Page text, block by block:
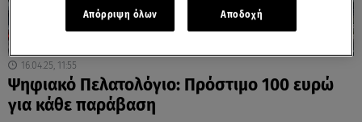
16.04.25, 11:55
Ψηφιακό Πελατολόγιο: Πρόστιμο 100 ευρώ
για κάθε παράβαση
Απόρριψη όλων Αποδοχή